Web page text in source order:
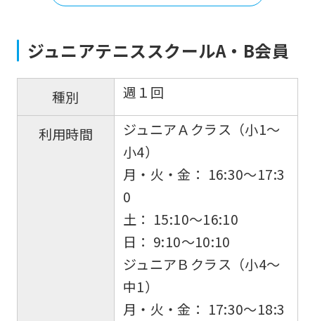
ジュニアテニススクールA・B会員
種別 週１回
利用時間
ジュニアＡクラス（小1〜
小4）
月・火・金： 16:30〜17:3
0
土： 15:10〜16:10
日： 9:10〜10:10
ジュニアＢクラス（小4〜
中1）
月・火・金： 17:30〜18:3
official
website
is
automatically
into
Click
the
link
(start